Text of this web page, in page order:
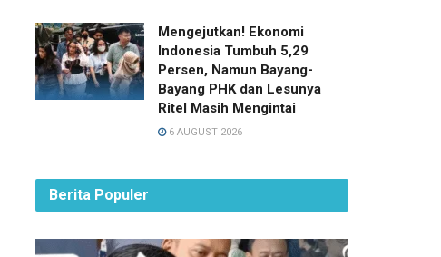
Mengejutkan! Ekonomi
Indonesia Tumbuh 5,29
Persen, Namun Bayang-
Bayang PHK dan Lesunya
Ritel Masih Mengintai
6 AUGUST 2026
Berita Populer